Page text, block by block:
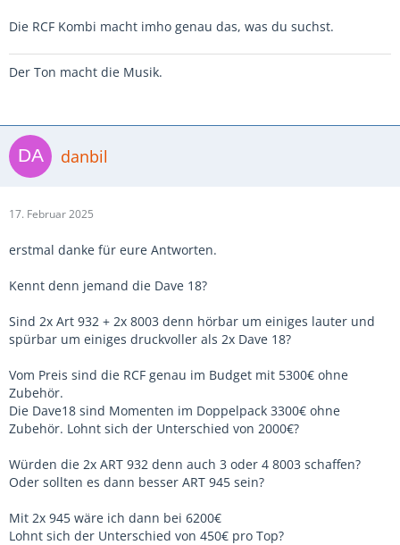
Die RCF Kombi macht imho genau das, was du suchst.
Der Ton macht die Musik.
danbil
17. Februar 2025
erstmal danke für eure Antworten.
Kennt denn jemand die Dave 18?
Sind 2x Art 932 + 2x 8003 denn hörbar um einiges lauter und
spürbar um einiges druckvoller als 2x Dave 18?
Vom Preis sind die RCF genau im Budget mit 5300€ ohne
Zubehör.
Die Dave18 sind Momenten im Doppelpack 3300€ ohne
Zubehör. Lohnt sich der Unterschied von 2000€?
Würden die 2x ART 932 denn auch 3 oder 4 8003 schaffen?
Oder sollten es dann besser ART 945 sein?
Mit 2x 945 wäre ich dann bei 6200€
Lohnt sich der Unterschied von 450€ pro Top?